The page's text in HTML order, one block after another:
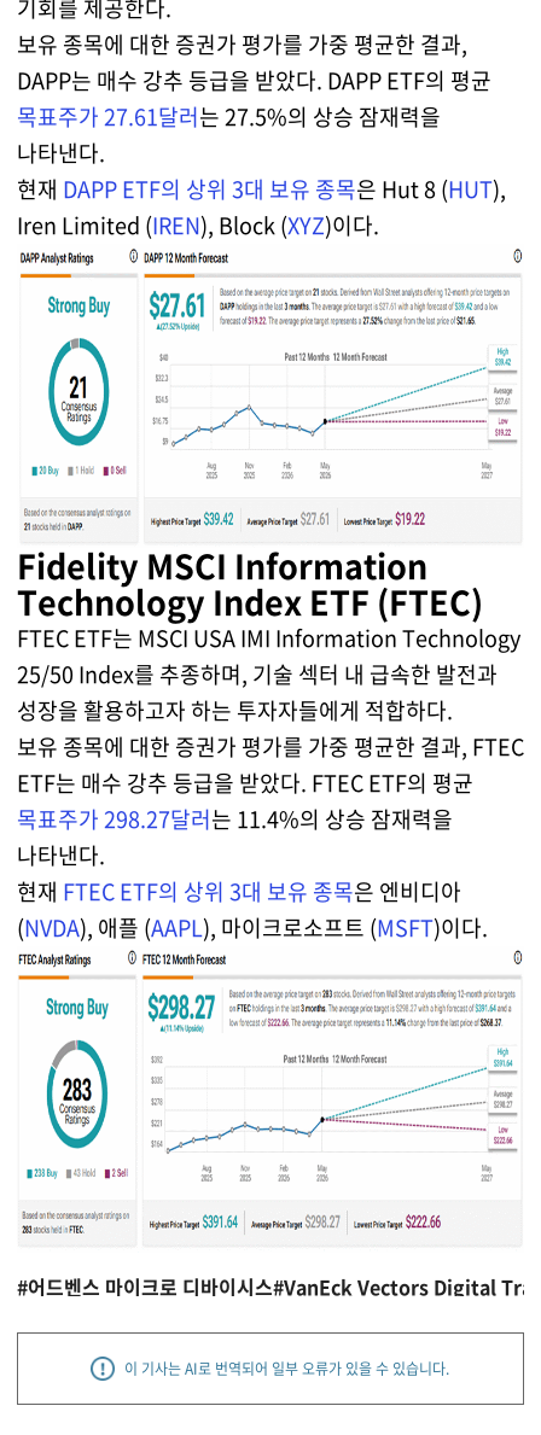
기회를 제공한다.
보유 종목에 대한 증권가 평가를 가중 평균한 결과,
DAPP는 매수 강추 등급을 받았다. DAPP ETF의 평균
목표주가 27.61달러는 27.5%의 상승 잠재력을
나타낸다.
현재 DAPP ETF의 상위 3대 보유 종목은 Hut 8 (HUT),
Iren Limited (IREN), Block (XYZ)이다.
Fidelity MSCI Information
Technology Index ETF (FTEC)
FTEC ETF는 MSCI USA IMI Information Technology
25/50 Index를 추종하며, 기술 섹터 내 급속한 발전과
성장을 활용하고자 하는 투자자들에게 적합하다.
보유 종목에 대한 증권가 평가를 가중 평균한 결과, FTEC
ETF는 매수 강추 등급을 받았다. FTEC ETF의 평균
목표주가 298.27달러는 11.4%의 상승 잠재력을
나타낸다.
현재 FTEC ETF의 상위 3대 보유 종목은 엔비디아
(NVDA), 애플 (AAPL), 마이크로소프트 (MSFT)이다.
#어드벤스 마이크로 디바이시스#VanEck Vectors Digital
이 기사는 AI로 번역되어 일부 오류가 있을 수 있습니다.